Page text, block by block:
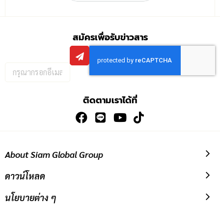
สมัครเพื่อรับข่าวสาร
กรอก
อีเมล
ติดตามเราได้ที่
About Siam Global Group
ดาวน์โหลด
นโยบายต่าง ๆ